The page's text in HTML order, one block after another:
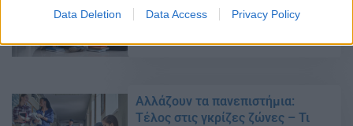
Data Deletion Data Access Privacy Policy
ρύθμιση του υπουργείου Παιδείας
Αλλάζουν τα πανεπιστήμια:
Τέλος στις γκρίζες ζώνες – Τι